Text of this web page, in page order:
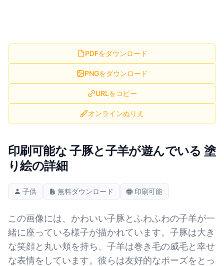
PDFをダウンロード
PNGをダウンロード
URLをコピー
オンラインぬりえ
印刷可能な 子豚と子羊が遊んでいる 塗
り絵の詳細
子供 無料ダウンロード 印刷可能
この画像には、かわいい子豚とふわふわの子羊が一
緒に座っている様子が描かれています。子豚は大き
な笑顔と丸い頬を持ち、子羊は巻き毛の威毛と幸せ
な表情をしています。彼らは友好的なポーズをとっ